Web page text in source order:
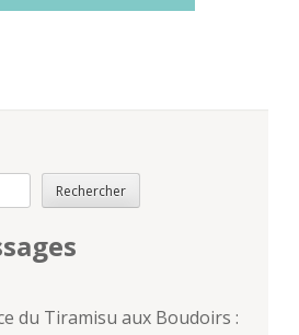
Rechercher
du Tiramisu aux Boudoirs :